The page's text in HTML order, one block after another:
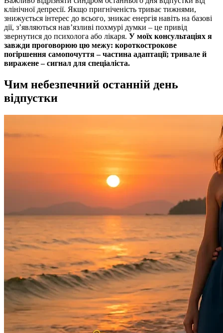
клінічної депресії. Якщо пригніченість триває тижнями,
знижується інтерес до всього, зникає енергія навіть на базові
дії, з’являються нав’язливі похмурі думки – це привід
звернутися до психолога або лікаря. У моїх консультаціях я
завжди проговорюю цю межу: короткострокове
погіршення самопочуття – частина адаптації; тривале й
виражене – сигнал для спеціаліста.
Чим небезпечний останній день
відпустки